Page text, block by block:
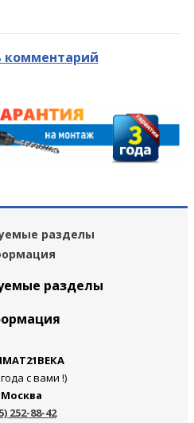
комментарий
разделы
разделы
с вами !)
Москва
252-88-42